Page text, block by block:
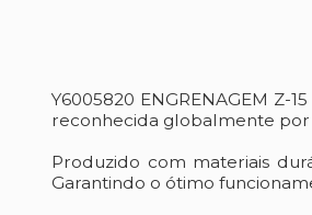
Y6005820 ENGRENAGEM
reconhecida globalmente por
Produzido com materiais
Garantindo o ótimo